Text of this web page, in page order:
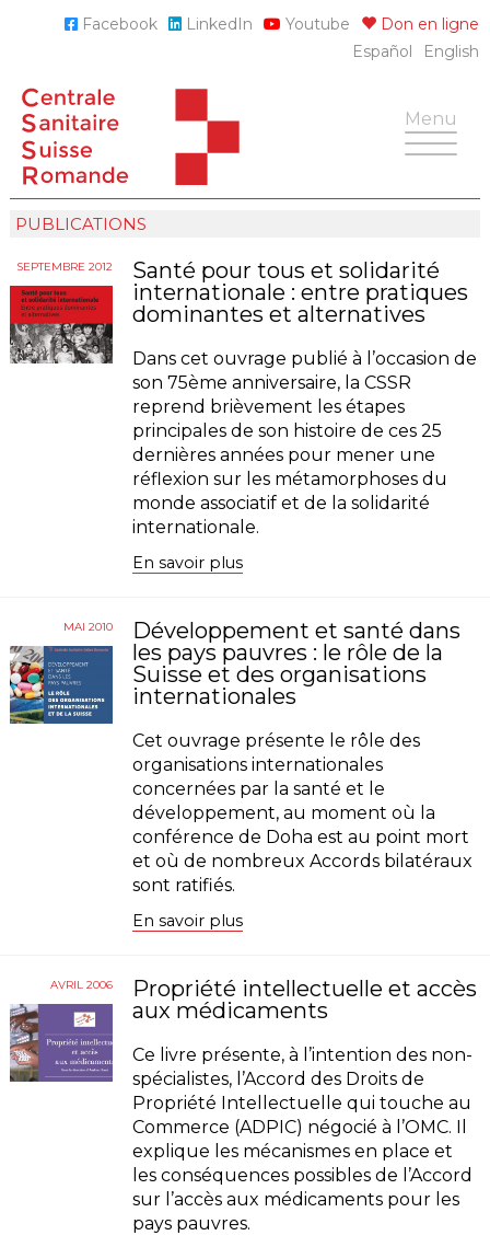
Don en ligne
Youtube
LinkedIn
Facebook
English
Español
Toggle
Menu
PUBLICATIONS
SEPTEMBRE 2012
Santé pour tous et solidarité
internationale : entre pratiques
dominantes et alternatives
Dans cet ouvrage publié à l’occasion de
son 75ème anniversaire, la CSSR
reprend brièvement les étapes
principales de son histoire de ces 25
dernières années pour mener une
réflexion sur les métamorphoses du
monde associatif et de la solidarité
internationale.
En savoir plus
MAI 2010
Développement et santé dans
les pays pauvres : le rôle de la
Suisse et des organisations
internationales
Cet ouvrage présente le rôle des
organisations internationales
concernées par la santé et le
développement, au moment où la
conférence de Doha est au point mort
et où de nombreux Accords bilatéraux
sont ratifiés.
En savoir plus
AVRIL 2006
Propriété intellectuelle et accès
aux médicaments
Ce livre présente, à l’intention des non-
spécialistes, l’Accord des Droits de
Propriété Intellectuelle qui touche au
Commerce (ADPIC) négocié à l’OMC. Il
explique les mécanismes en place et
les conséquences possibles de l’Accord
sur l’accès aux médicaments pour les
pays pauvres.